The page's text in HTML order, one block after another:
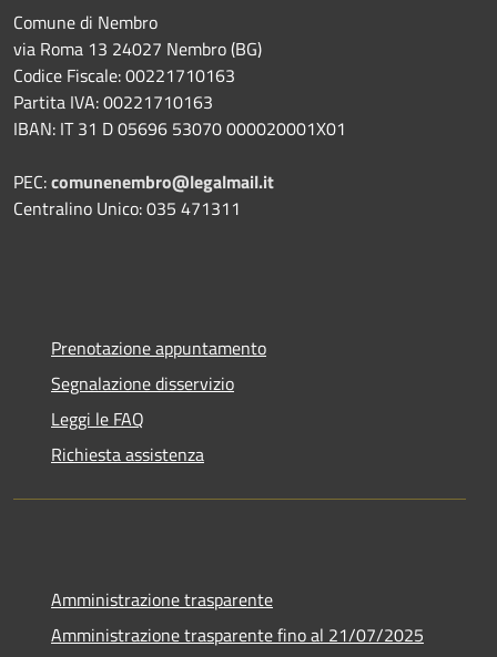
Comune di Nembro
via Roma 13 24027 Nembro (BG)
Codice Fiscale: 00221710163
Partita IVA: 00221710163
IBAN: IT 31 D 05696 53070 000020001X01
PEC:comunenembro@legalmail.it
Centralino Unico: 035 471311
Prenotazione appuntamento
Segnalazione disservizio
Leggi le FAQ
Richiesta assistenza
Amministrazione trasparente
Amministrazione trasparente fino al 21/07/2025